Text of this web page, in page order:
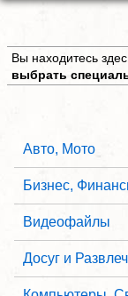
Вы находитесь
выбрать
Авто, Мото
Бизнес,
Видеофайлы
Досуг и